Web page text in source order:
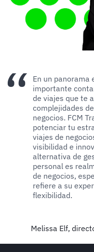
En un panorama
importante
de viajes que te
complejidades
negocios. FCM
potenciar tu
viajes de
visibilidad e
alternativa de
personal es
de negocios,
refiere a su
flexibilidad.
Melissa Elf,